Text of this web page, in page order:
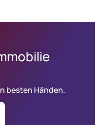
besten Händen.